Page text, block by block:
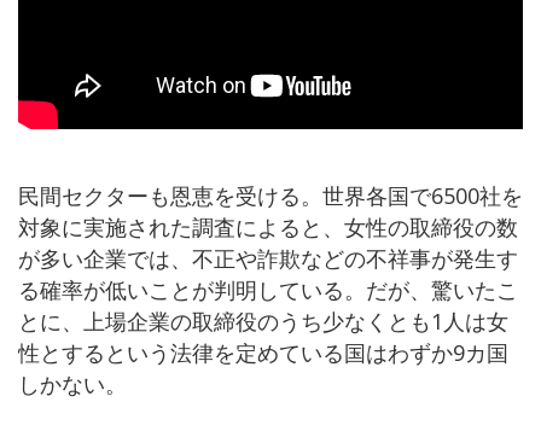
民間セクターも恩恵を受ける。世界各国で6500社を
対象に実施された調査によると、女性の取締役の数
が多い企業では、不正や詐欺などの不祥事が発生す
る確率が低いことが判明している。だが、驚いたこ
とに、上場企業の取締役のうち少なくとも1人は女
性とするという法律を定めている国はわずか9カ国
しかない。